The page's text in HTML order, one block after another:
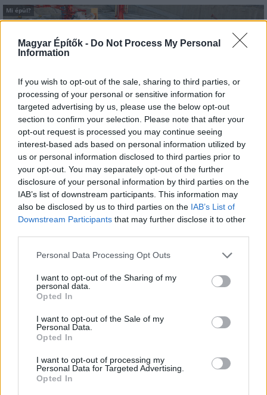
Magyar Építők - Do Not Process My Personal
Information
If you wish to opt-out of the sale, sharing to third parties, or
processing of your personal or sensitive information for
targeted advertising by us, please use the below opt-out
section to confirm your selection. Please note that after your
opt-out request is processed you may continue seeing
interest-based ads based on personal information utilized by
us or personal information disclosed to third parties prior to
your opt-out. You may separately opt-out of the further
disclosure of your personal information by third parties on the
IAB’s list of downstream participants. This information may
also be disclosed by us to third parties on the IAB’s List of
Downstream Participants that may further disclose it to other
Please note that this website/app uses one or more Google
not limited to your visit or usage behaviour. You may click to
grant or deny consent to Google and its third-party tags to
use your data for below specified purposes in below Google
consent section.
Personal Data Processing Opt Outs
I want to opt-out of the Sharing of my
personal data.
Opted In
I want to opt-out of the Sale of my
Personal Data.
Opted In
I want to opt-out of processing my
Personal Data for Targeted Advertising.
Opted In
Mi épül?
Paks paksi atomerőmű Paks II. Atomerőmű Zrt.
Paks II.: Mit jelent az 5. blokk új mérföldköve a
felülvizsgálat árnyékában?
Megkezdődött az 5. blokk reaktorépületének alaplemez-
milyen feltételek mellett érdemes továbbvinni Magyarország
évfordulójára
Elkészült a Liszt Ferenc repülőtér